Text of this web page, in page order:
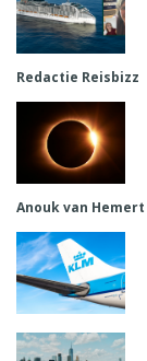
Redactie Reisbizz
Anouk van Hemert